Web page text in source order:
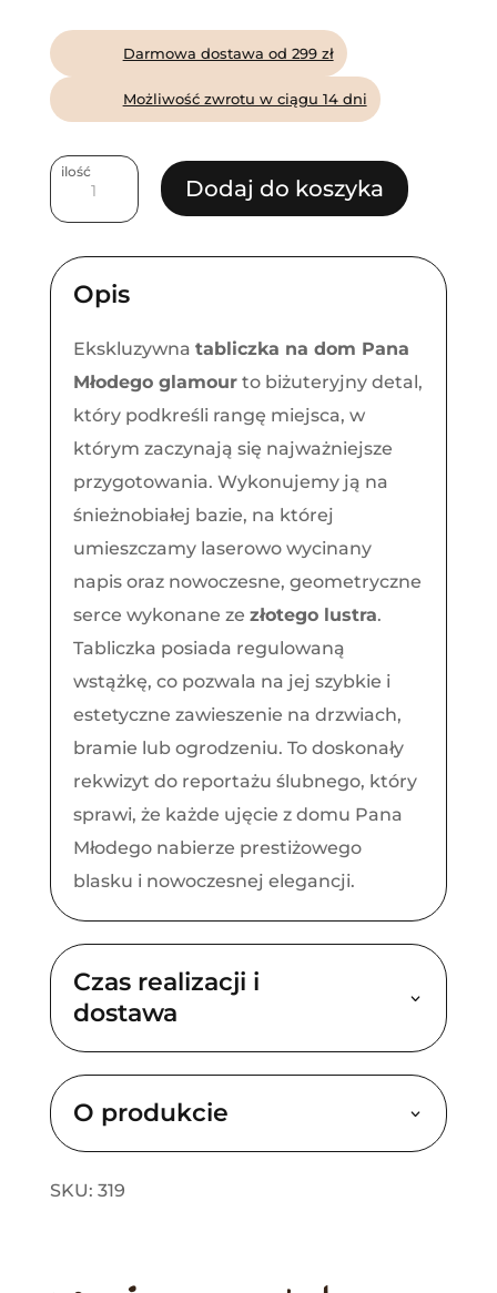
Darmowa dostawa od 299 zł
Możliwość zwrotu w ciągu 14 dni
ilość
ilość
Tabliczka
dom
Pana
Młodego
glamour
Dodaj do koszyka
Opis
Ekskluzywna tabliczka na dom Pana
Młodego glamourto biżuteryjny detal,
który podkreśli rangę miejsca, w
którym zaczynają się najważniejsze
przygotowania. Wykonujemy ją na
śnieżnobiałej bazie, na której
umieszczamy laserowo wycinany
napis oraz nowoczesne, geometryczne
serce wykonane ze złotego lustra.
Tabliczka posiada regulowaną
wstążkę, co pozwala na jej szybkie i
estetyczne zawieszenie na drzwiach,
bramie lub ogrodzeniu. To doskonały
rekwizyt do reportażu ślubnego, który
sprawi, że każde ujęcie z domu Pana
Młodego nabierze prestiżowego
blasku i nowoczesnej elegancji.
Czas realizacji i
dostawa
O produkcie
SKU: 319